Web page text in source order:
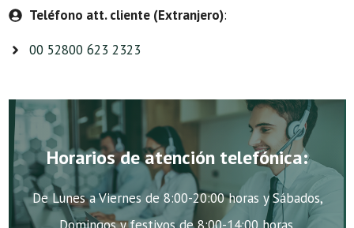
Teléfono att. cliente (Extranjero):
00 52800 623 2323
Horarios de atención telefónica:
De Lunes a Viernes de 8:00-20:00 horas y Sábados,
Domingos y festivos de 8:00-14:00 horas.